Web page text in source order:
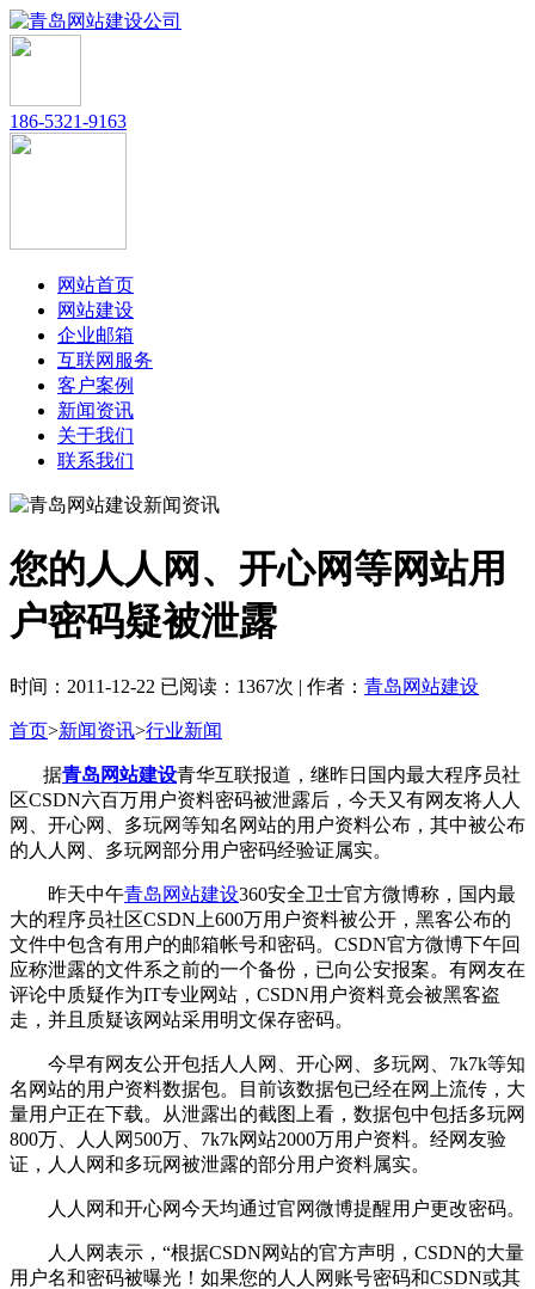
186-5321-9163
网站首页
网站建设
企业邮箱
互联网服务
客户案例
新闻资讯
关于我们
联系我们
您的人人网、开心网等网站用
户密码疑被泄露
时间：2011-12-22 已阅读：1367次 | 作者： 青岛网站建设
首页>新闻资讯>行业新闻
据青岛网站建设青华互联报道，继昨日国内最大程序员社
区CSDN六百万用户资料密码被泄露后，今天又有网友将人人
网、开心网、多玩网等知名网站的用户资料公布，其中被公布
的人人网、多玩网部分用户密码经验证属实。
昨天中午青岛网站建设360安全卫士官方微博称，国内最
大的程序员社区CSDN上600万用户资料被公开，黑客公布的
文件中包含有用户的邮箱帐号和密码。CSDN官方微博下午回
应称泄露的文件系之前的一个备份，已向公安报案。有网友在
评论中质疑作为IT专业网站，CSDN用户资料竟会被黑客盗
走，并且质疑该网站采用明文保存密码。
今早有网友公开包括人人网、开心网、多玩网、7k7k等知
名网站的用户资料数据包。目前该数据包已经在网上流传，大
量用户正在下载。从泄露出的截图上看，数据包中包括多玩网
800万、人人网500万、7k7k网站2000万用户资料。经网友验
证，人人网和多玩网被泄露的部分用户资料属实。
人人网和开心网今天均通过官网微博提醒用户更改密码。
人人网表示，“根据CSDN网站的官方声明，CSDN的大量
用户名和密码被曝光！如果您的人人网账号密码和CSDN或其